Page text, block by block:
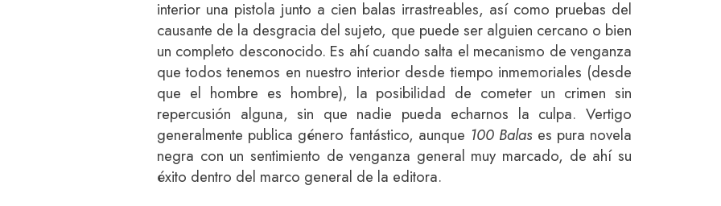
interior una pistola junto a cien balas irrastreables, así como pruebas del
causante de la desgracia del sujeto, que puede ser alguien cercano o bien
un completo desconocido. Es ahí cuando salta el mecanismo de venganza
que todos tenemos en nuestro interior desde tiempo inmemoriales (desde
que el hombre es hombre), la posibilidad de cometer un crimen sin
repercusión alguna, sin que nadie pueda echarnos la culpa. Vertigo
generalmente publica género fantástico, aunque 100 Balases pura novela
negra con un sentimiento de venganza general muy marcado, de ahí su
éxito dentro del marco general de la editora.